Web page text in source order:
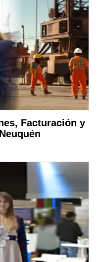
Facturación y